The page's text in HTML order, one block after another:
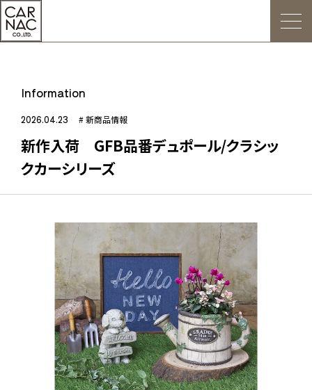
トップ
ごあいさつ
Web発注について
お知らせ
会社概要
デジタルカタログ
販促用POP
Stock status
在庫/商品情報
Information
2026.04.23 # 新商品情報
新作入荷 GFB品番デュポール/クラシッ
クカーシリーズ